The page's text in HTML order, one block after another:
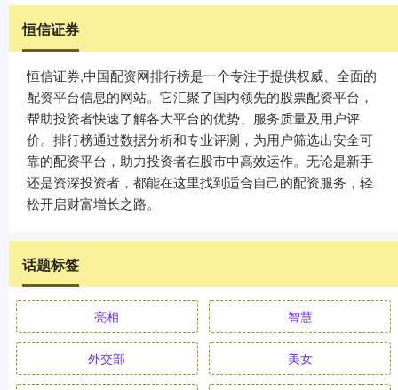
恒信证券
恒信证券,中国配资网排行榜是一个专注于提供权威、全面的
配资平台信息的网站。它汇聚了国内领先的股票配资平台，
帮助投资者快速了解各大平台的优势、服务质量及用户评
价。排行榜通过数据分析和专业评测，为用户筛选出安全可
靠的配资平台，助力投资者在股市中高效运作。无论是新手
还是资深投资者，都能在这里找到适合自己的配资服务，轻
松开启财富增长之路。
话题标签
亮相 智慧
外交部 美女